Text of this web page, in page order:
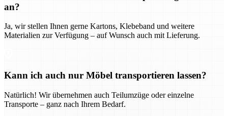
an?
Ja, wir stellen Ihnen gerne Kartons, Klebeband und weitere
Materialien zur Verfügung – auf Wunsch auch mit Lieferung.
Kann ich auch nur Möbel transportieren lassen?
Natürlich! Wir übernehmen auch Teilumzüge oder einzelne
Transporte – ganz nach Ihrem Bedarf.